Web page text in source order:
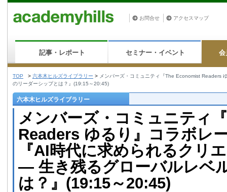
お問合せ アクセスマップ
記事・レポート セミナー・イベント 会
TOP > 六本木ヒルズライブラリー > メンバーズ・コミュニティ『The Economist Readers
のリーダーシップとは？』(19:15～20:45)
六本木ヒルズライブラリー
メンバーズ・コミュニティ
Readers ゆるり』コラボレ
『AI時代に求められるクリ
— 生き残るグローバルレベ
は？』(19:15～20:45)